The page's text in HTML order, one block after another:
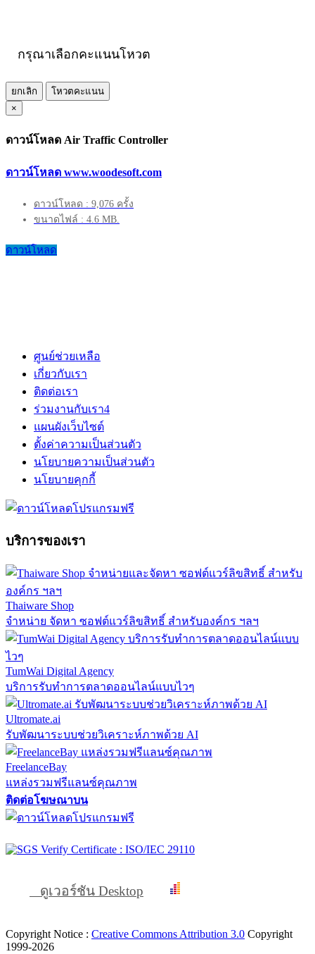
กรุณาเลือกคะแนนโหวต
ยกเลิก
โหวตคะแนน
×
ดาวน์โหลด Air Traffic Controller
ดาวน์โหลด www.woodesoft.com
ดาวน์โหลด : 9,076 ครั้ง
ขนาดไฟล์ : 4.6 MB.
ดาวน์โหลด
ศูนย์ช่วยเหลือ
เกี่ยวกับเรา
ติดต่อเรา
ร่วมงานกับเรา4
แผนผังเว็บไซต์
ตั้งค่าความเป็นส่วนตัว
นโยบายความเป็นส่วนตัว
นโยบายคุกกี้
บริการของเรา
Thaiware Shop
จำหน่าย จัดหา ซอฟต์แวร์ลิขสิทธิ์ สำหรับองค์กร ฯลฯ
TumWai Digital Agency
บริการรับทำการตลาดออนไลน์แบบไวๆ
Ultromate.ai
รับพัฒนาระบบช่วยวิเคราะห์ภาพด้วย AI
FreelanceBay
แหล่งรวมฟรีแลนซ์คุณภาพ
ติดต่อโฆษณาบน
ดูเวอร์ชัน Desktop
Copyright Notice : Creative Commons Attribution 3.0 Copyright
1999-2026